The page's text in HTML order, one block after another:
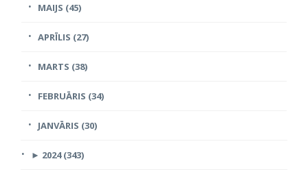
MAIJS (45)
APRĪLIS (27)
MARTS (38)
FEBRUĀRIS (34)
JANVĀRIS (30)
► 2024 (343)